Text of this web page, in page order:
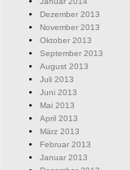
Dezember 2013
November 2013
Oktober 2013
September 2013
August 2013
Juli 2013
Juni 2013
Mai 2013
April 2013
März 2013
Februar 2013
Januar 2013